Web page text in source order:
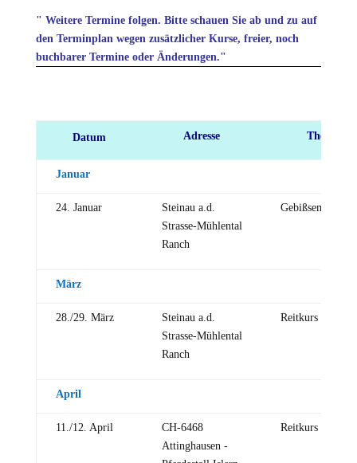
" Weitere Termine folgen. Bitte schauen Sie ab und zu auf
den Terminplan wegen zusätzlicher Kurse, freier, noch
buchbarer Termine oder Änderungen."
Datum Adresse Thema
Datum Adresse Thema
Januar
24. Januar
Steinau a.d.
Strasse-Mühlental
Ranch
Gebißseminar
März
28./29. März
Steinau a.d.
Strasse-Mühlental
Ranch
Reitkurs
April
11./12. April
CH-6468
Attinghausen -
Reitkurs